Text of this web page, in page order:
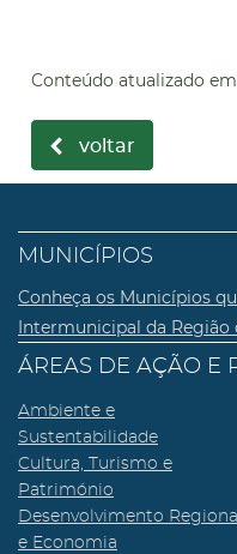
Conteúdo atualizado em
voltar
MUNICÍPIOS
Conheça os Municípios
Intermunicipal da Região
ÁREAS DE AÇÃO E
Ambiente e
Sustentabilidade
Cultura, Turismo e
Património
Desenvolvimento Regional
e Economia